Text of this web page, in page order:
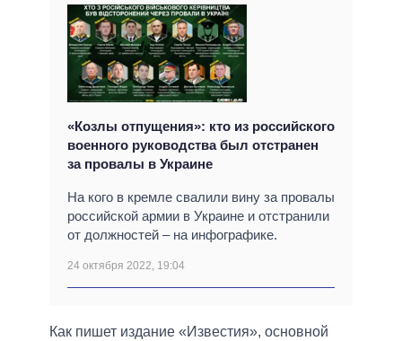
«Козлы отпущения»: кто из российского
военного руководства был отстранен
за провалы в Украине
На кого в кремле свалили вину за провалы
российской армии в Украине и отстранили
от должностей – на инфографике.
24 октября 2022, 19:04
Как пишет издание «Известия», основной